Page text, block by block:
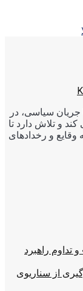
جریان سیاسی، در
و تلاش دارد تا
وقایع و رخدادهای
و تداوم راهبرد
از سناریوی